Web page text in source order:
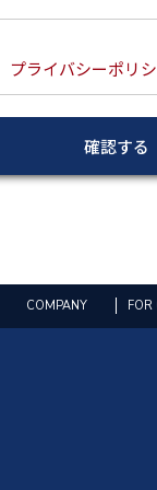
プライバシーポリ
COMPANY FOR